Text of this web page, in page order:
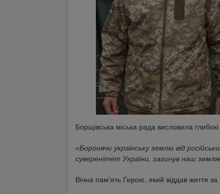
Борщівська міська рада висловила глибокі
«Боронячи українську землю від
суверенітет України, загинув наш
Вічна пам’ять Герою, який віддав життя за